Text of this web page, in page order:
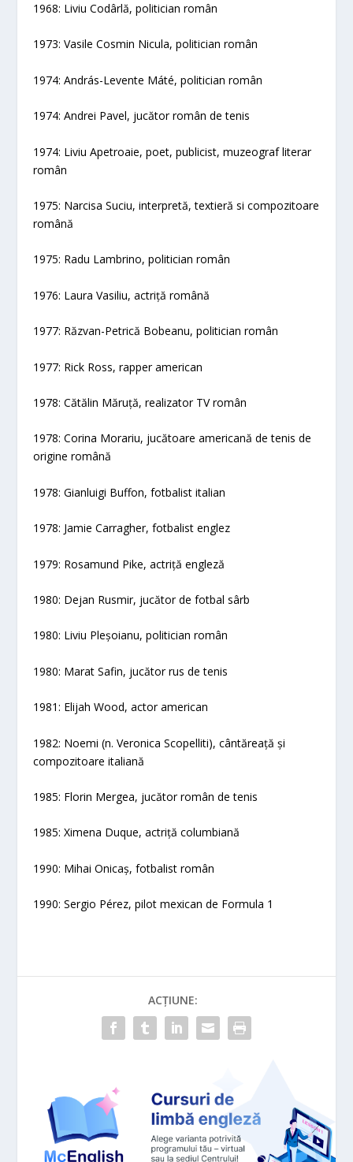
1968: Liviu Codârlă, politician român
1973: Vasile Cosmin Nicula, politician român
1974: András-Levente Máté, politician român
1974: Andrei Pavel, jucător român de tenis
1974: Liviu Apetroaie, poet, publicist, muzeograf literar
român
1975: Narcisa Suciu, interpretă, textieră si compozitoare
română
1975: Radu Lambrino, politician român
1976: Laura Vasiliu, actriță română
1977: Răzvan-Petrică Bobeanu, politician român
1977: Rick Ross, rapper american
1978: Cătălin Măruță, realizator TV român
1978: Corina Morariu, jucătoare americană de tenis de
origine română
1978: Gianluigi Buffon, fotbalist italian
1978: Jamie Carragher, fotbalist englez
1979: Rosamund Pike, actriță engleză
1980: Dejan Rusmir, jucător de fotbal sârb
1980: Liviu Pleșoianu, politician român
1980: Marat Safin, jucător rus de tenis
1981: Elijah Wood, actor american
1982: Noemi (n. Veronica Scopelliti), cântăreață și
compozitoare italiană
1985: Florin Mergea, jucător român de tenis
1985: Ximena Duque, actriță columbiană
1990: Mihai Onicaș, fotbalist român
1990: Sergio Pérez, pilot mexican de Formula 1
ACȚIUNE: